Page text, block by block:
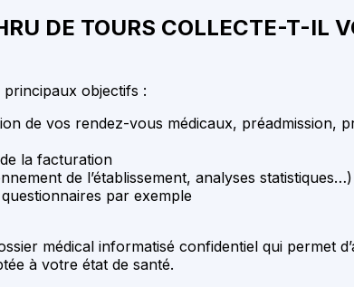
DE TOURS COLLECTE-T-IL
objectifs :
de vos rendez-vous médicaux, préadmission,
la facturation
de l’établissement, analyses statistiques…)
par exemple
médical informatisé confidentiel qui permet
à votre état de santé.